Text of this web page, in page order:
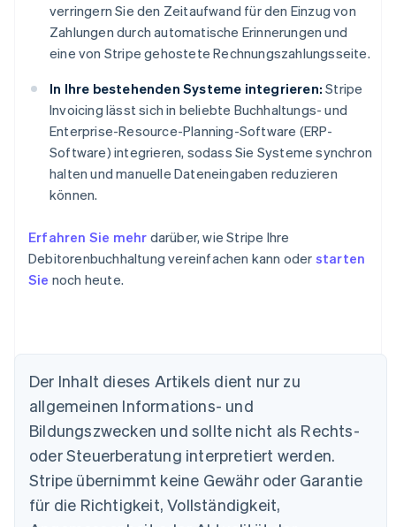
verringern Sie den Zeitaufwand für den Einzug von
Zahlungen durch automatische Erinnerungen und
eine von Stripe gehostete Rechnungszahlungsseite.
In Ihre bestehenden Systeme integrieren: Stripe
Invoicing lässt sich in beliebte Buchhaltungs- und
Enterprise-Resource-Planning-Software (ERP-
Software) integrieren, sodass Sie Systeme synchron
halten und manuelle Dateneingaben reduzieren
können.
Erfahren Sie mehr darüber, wie Stripe Ihre
Debitorenbuchhaltung vereinfachen kann oder starten
Sie noch heute.
Der Inhalt dieses Artikels dient nur zu
allgemeinen Informations- und
Bildungszwecken und sollte nicht als Rechts-
oder Steuerberatung interpretiert werden.
Stripe übernimmt keine Gewähr oder Garantie
für die Richtigkeit, Vollständigkeit,
Australien
English
Belgien
Brasilien
PortuguêsEnglish
Bulgarien
English